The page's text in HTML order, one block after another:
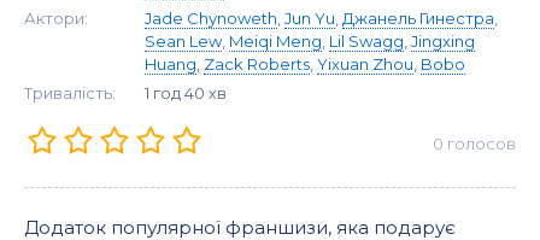
Актори:
Jade Chynoweth Jun Yu Джанель Гинестра
Sean Lew, Meiqi Meng Lil Swagg Jingxing
Huang Zack Roberts Yixuan Zhou Bobo
Тривалість:
1 год 40 хв
0 голосов
Додаток популярної франшизи, яка подарує